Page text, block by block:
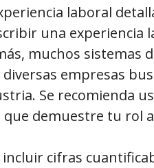
laboral
una experiencia
muchos sistemas
empresas
Se recomienda
demuestre tu rol
cifras